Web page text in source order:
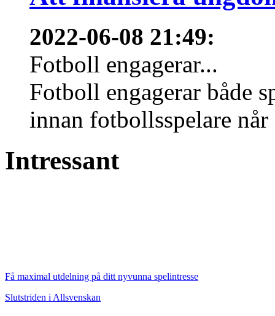
2022-06-08 21:49:
Fotboll engagerar...
Fotboll engagerar både
innan fotbollsspelare
Intressant
Få maximal utdelning på ditt nyvunna spelintresse
Slutstriden i Allsvenskan